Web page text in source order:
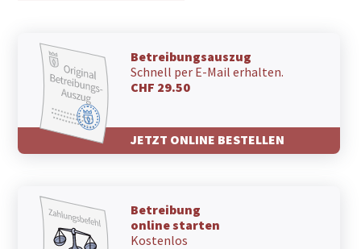
Betreibungsauszug
Schnell per E-Mail erhalten.
CHF 29.50
JETZT ONLINE BESTELLEN
Betreibung
online starten
Kostenlos